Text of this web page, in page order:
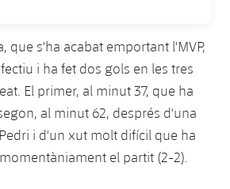
que s'ha acabat emportant l'MVP,
i ha fet dos gols en les tres
El primer, al minut 37, que ha
al minut 62, després d'una
i d'un xut molt difícil que ha
el partit (2-2).